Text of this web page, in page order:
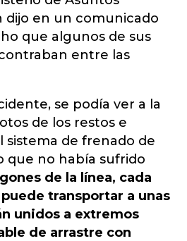
dijo en un comunicado
que algunos de sus
entre las
se podía ver a la
de los restos e
sistema de frenado de
que no había sufrido
de la línea, cada
transportar a unas
unidos a extremos
de arrastre con